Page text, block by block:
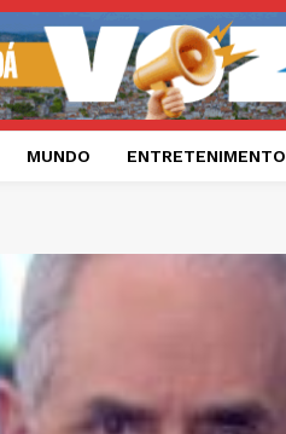
MUNDO ENTRETENIMENTO